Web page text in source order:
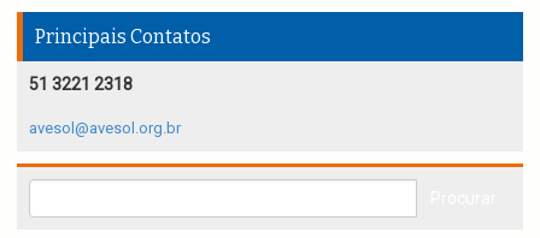
Principais Contatos
51 3221 2318
avesol@avesol.org.br